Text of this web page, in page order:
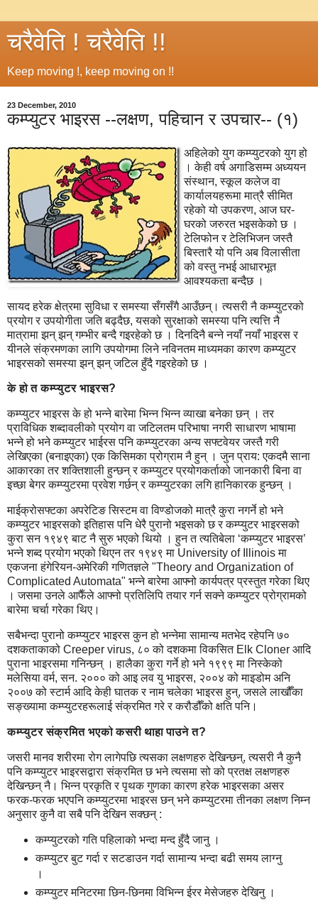
चरैवेति ! चरैवेति !!
Keep moving !, keep moving on !!
23 December, 2010
कम्प्युटर भाइरस --लक्षण, पहिचान र उपचार-- (१)
अहिलेको युग कम्प्युटरको युग हो
। केही वर्ष अगाडिसम्म अध्ययन
संस्थान, स्कूल कलेज वा
कार्यालयहरूमा मात्रै सीमित
रहेको यो उपकरण, आज घर-
घरको जरुरत भइसकेको छ ।
टेलिफोन र टेलिभिजन जस्तै
बिस्तारै यो पनि अब विलासीता
को वस्तु नभई आधारभूत
आवश्यकता बन्दैछ ।
सायद हरेक क्षेत्रमा सुविधा र समस्या सँगसँगै आउँछन्। त्यसरी नै कम्प्युटरको
प्रयोग र उपयोगीता जति बढ्दैछ, यसको सुरक्षाको समस्या पनि त्यत्ति नै
मात्रामा झन् झन् गम्भीर बन्दै गइरहेको छ । दिनदिनै बन्ने नयाँ नयाँ भाइरस र
यीनले संक्रमणका लागि उपयोगमा लिने नविनतम माध्यमका कारण कम्प्युटर
भाइरसको समस्या झन् झन् जटिल हुँदै गइरहेको छ ।
के हो त कम्प्युटर भाइरस?
कम्प्युटर भाइरस के हो भन्ने बारेमा भिन्न भिन्न व्याखा बनेका छन् । तर
प्राविधिक शब्दावलीको प्रयोग वा जटिलतम परिभाषा नगरी साधारण भाषामा
भन्ने हो भने कम्प्युटर भाईरस पनि कम्प्युटरका अन्य सफ्टवेयर जस्तै गरी
लेखिएका (बनाइएका) एक किसिमका प्रोग्राम नै हुन् । जुन प्राय: एकदमै साना
आकारका तर शक्तिशाली हुन्छन् र कम्प्युटर प्रयोगकर्ताको जानकारी बिना वा
इच्छा बेगर कम्प्युटरमा प्रवेश गर्छन् र कम्प्युटरका लगि हानिकारक हुन्छन् ।
माईक्रोसफ्टका अपरेटिङ सिस्टम वा विण्डोजको मात्रै कुरा नगर्ने हो भने
कम्प्युटर भाइरसको इतिहास पनि धेरै पुरानो भइसको छ र कम्प्युटर भाइरसको
कुरा सन १९४९ बाट नै सुरु भएको थियो । हुन त त्यतिबेला ‘कम्प्युटर भाइरस’
भन्ने शब्द प्रयोग भएको थिएन तर १९४९ मा University of Illinois मा
एकजना हंगेरियन-अमेरिकी गणितज्ञले "Theory and Organization of
Complicated Automata" भन्ने बारेमा आफ्नो कार्यपत्र प्रस्तुत गरेका थिए
। जसमा उनले आफैँले आफ्नो प्रतिलिपि तयार गर्न सक्ने कम्प्युटर प्रोग्रामको
बारेमा चर्चा गरेका थिए।
सबैभन्दा पुरानो कम्प्युटर भाइरस कुन हो भन्नेमा सामान्य मतभेद रहेपनि ७०
दशकताकाको Creeper virus, ८० को दशकमा विकसित Elk Cloner आदि
पुराना भाइरसमा गनिन्छन् । हालैका कुरा गर्ने हो भने १९९९ मा निस्केको
मलेसिया वर्म, सन. २००० को आइ लव यु भाइरस, २००४ को माइडोम अनि
२००७ को स्टार्म आदि केही घातक र नाम चलेका भाइरस हुन्, जसले लाखौँका
सङ्ख्यामा कम्प्युटरहरूलाई संक्रमित गरे र करौडौँको क्षति पनि।
कम्प्युटर संक्रमित भएको कसरी थाहा पाउने त?
जसरी मानव शरीरमा रोग लागेपछि त्यसका लक्षणहरु देखिन्छन्, त्यसरी नै कुनै
पनि कम्प्युटर भाइरसद्वारा संक्रमित छ भने त्यसमा सो को प्रतक्ष लक्षणहरु
देखिन्छन् नै। भिन्न प्रकृति र पृथक गुणका कारण हरेक भाइरसका असर
फरक-फरक भएपनि कम्प्युटरमा भाइरस छन् भने कम्प्युटरमा तीनका लक्षण निम्न
अनुसार कुनै वा सबै पनि देखिन सक्छन् :
कम्प्युटरको गति पहिलाको भन्दा मन्द हुँदै जानु ।
कम्प्युटर बुट गर्दा र सटडाउन गर्दा सामान्य भन्दा बढी समय लाग्नु
।
कम्प्युटर मनिटरमा छिन-छिनमा विभिन्न ईरर मेसेजहरु देखिनु ।